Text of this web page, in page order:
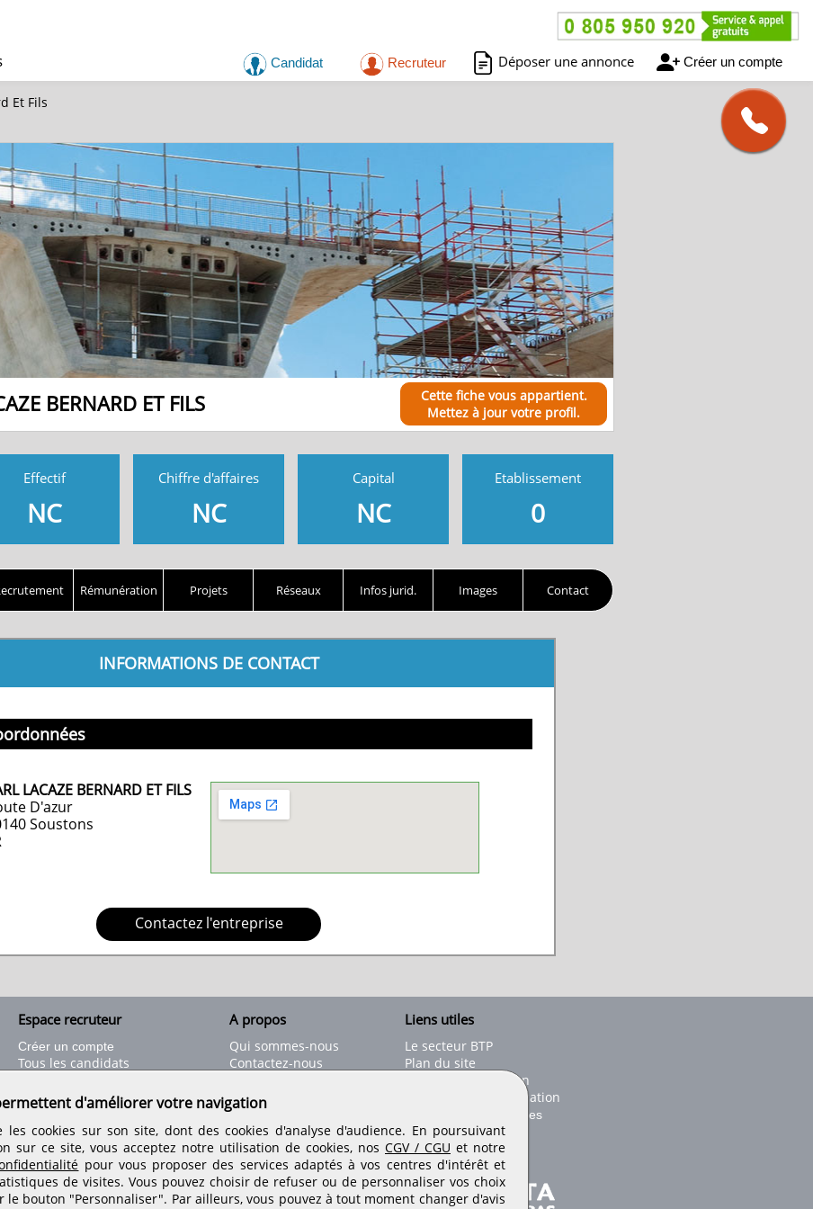
Candidat Recruteur Déposer une annonce Créer un compte
Et Fils
BERNARD ET FILS
Cette fiche vous appartient.
Mettez à jour votre profil.
Effectif
NC
Chiffre d'affaires
NC
Capital
NC
Etablissement
0
Rémunération Projets Réseaux Infos jurid. Images Contact
INFORMATIONS DE CONTACT
LACAZE BERNARD ET FILS
D'azur
Soustons
Contactez l'entreprise
Espace recruteur
Créer un compte
Tous les candidats
Déposer une offre de stage
Nos tarifs
A propos
Qui sommes-nous
Contactez-nous
Informations légales
Conditions générales
Rejoignez nos équipes
Liens utiles
Le secteur BTP
Plan du site
Conseils d'utilisation
Conditions de publication
Paramètres des cookies
Retrouvez-nous sur les réseaux sociaux
d'améliorer votre navigation
les cookies sur son site, dont des cookies d'analyse d'audience. En poursuivant
sur ce site, vous acceptez notre utilisation de cookies, nos CGV / CGU et notre
pour vous proposer des services adaptés à vos centres d'intérêt et
de visites. Vous pouvez choisir de refuser ou de personnaliser vos choix
le bouton "Personnaliser". Par ailleurs, vous pouvez à tout moment changer d'avis